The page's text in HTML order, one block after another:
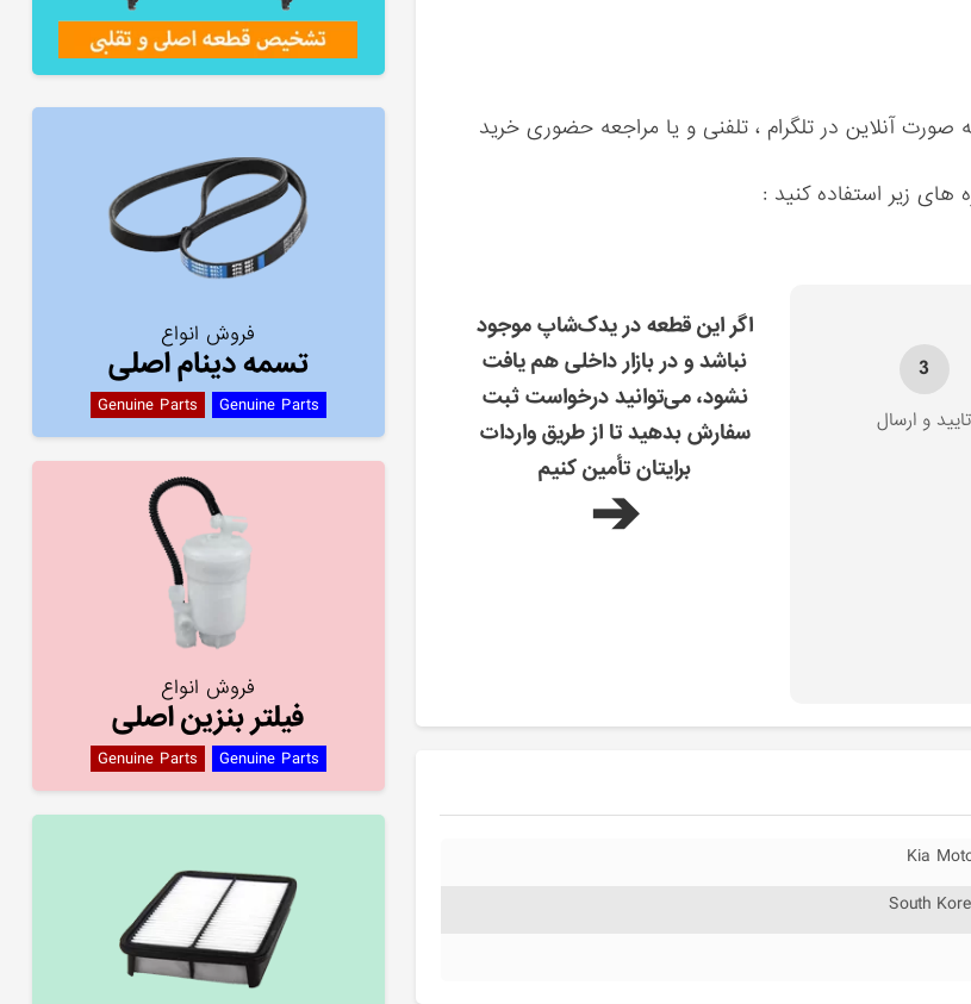
صورت آنلاین در تلگرام ، تلفنی و یا مراجعه حضوری خرید
های زیر استفاده کنید :
اگر این قطعه در یدک‌شاپ موجود
نباشد و در بازار داخلی هم یافت
نشود، می‌توانید درخواست ثبت
سفارش بدهید تا از طریق واردات
برایتان تأمین کنیم
➔
3
تایید و ارسال
فروش انواع
تسمه دینام اصلی
Genuine Parts Genuine Parts
فروش انواع
فیلتر بنزین اصلی
Genuine Parts Genuine Parts